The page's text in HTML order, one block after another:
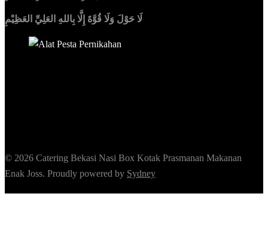
لَا حَوْلَ وَلَا قُوَّةَ إِلَّا بِاللهِ العَلِيِّ العَظِيْمِ
© 2026 Catering Bekasi Nasi Box Kotak Prasmanan Makanan
Enak Joss. Proudly powered by Sydney